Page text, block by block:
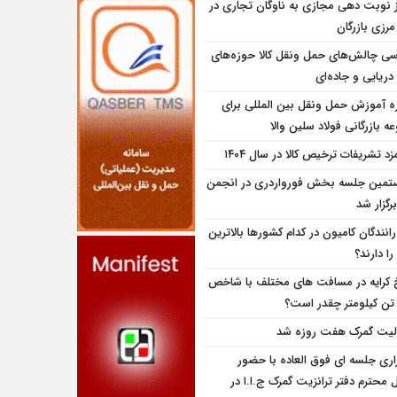
نوبت دهی مجازی به ناوگان تجاری در
مرزی بازرگان
چالش‌های حمل ونقل کالا حوزه‌های
دریایی و جاده‌ای
آموزش حمل ونقل بین المللی برای
بازرگانی فولاد سلین والا
تشریفات ترخیص کالا در سال ۱۴۰۴
جلسه بخش فورواردری در انجمن
شد
کامیون در کدام کشورها بالاترین
دارند؟
کرایه در مسافت‌ های مختلف با شاخص
کیلومتر چقدر است؟
گمرک هفت روزه شد
جلسه ای فوق العاده با حضور
محترم دفتر ترانزیت گمرک ج.ا.ا در